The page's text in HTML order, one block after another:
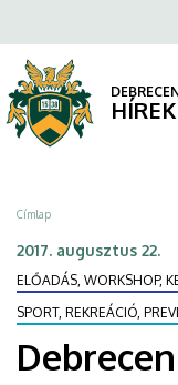
|
DEBRECENI
EGYETEM
a
tartalomra
HÍREK
Morzsa
Címlap
2017. augusztus 22.
ELŐADÁS, WORKSHOP,
SPORT, REKREÁCIÓ,